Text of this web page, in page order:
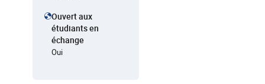
Ouvert aux
étudiants en
échange
Oui